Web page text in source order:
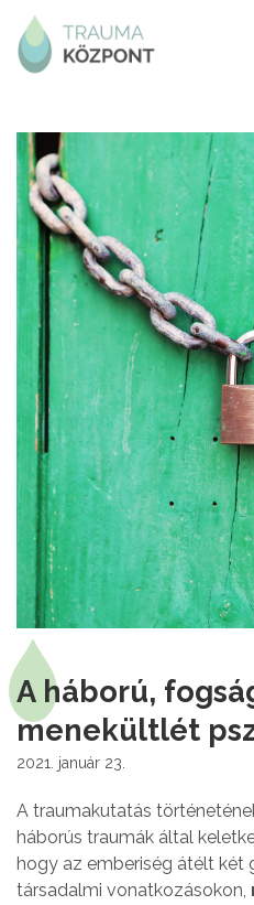
A háború,
menekültlét
2021. január 23.
A traumakutatás
háborús traumák által
hogy az emberiség átélt két
társadalmi vonatkozásokon,